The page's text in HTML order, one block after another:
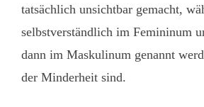
tatsächlich unsichtbar gemacht,
selbstverständlich im Femininum
dann im Maskulinum genannt
der Minderheit sind.